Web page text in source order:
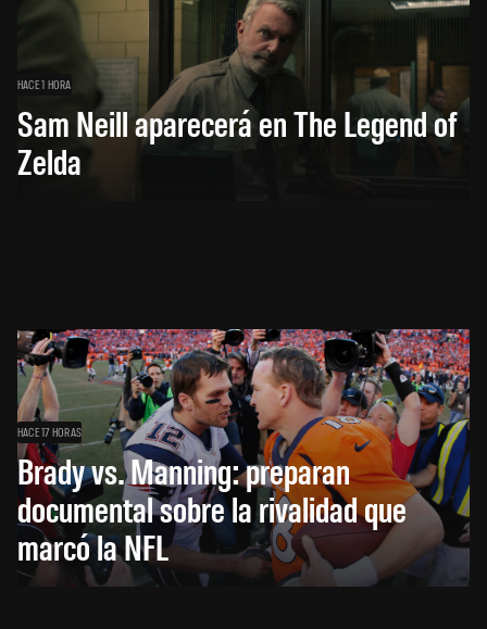
HACE 1 HORA
Sam Neill aparecerá en The Legend of
Zelda
HACE 17 HORAS
Brady vs. Manning: preparan
documental sobre la rivalidad que
marcó la NFL